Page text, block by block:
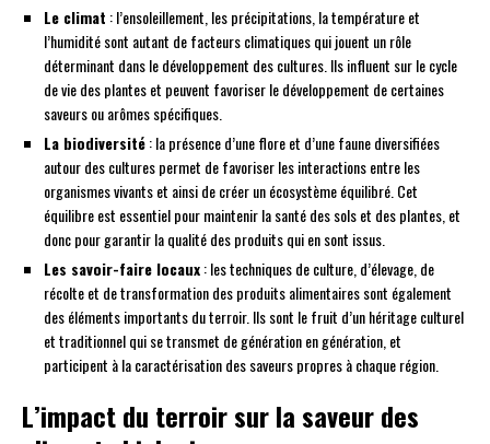
Le climat : l’ensoleillement, les précipitations, la température et
l’humidité sont autant de facteurs climatiques qui jouent un rôle
déterminant dans le développement des cultures. Ils influent sur le cycle
de vie des plantes et peuvent favoriser le développement de certaines
saveurs ou arômes spécifiques.
La biodiversité: la présence d’une flore et d’une faune diversifiées
autour des cultures permet de favoriser les interactions entre les
organismes vivants et ainsi de créer un écosystème équilibré. Cet
équilibre est essentiel pour maintenir la santé des sols et des plantes, et
donc pour garantir la qualité des produits qui en sont issus.
Les savoir-faire locaux: les techniques de culture, d’élevage, de
récolte et de transformation des produits alimentaires sont également
des éléments importants du terroir. Ils sont le fruit d’un héritage culturel
et traditionnel qui se transmet de génération en génération, et
participent à la caractérisation des saveurs propres à chaque région.
L’impact du terroir sur la saveur des